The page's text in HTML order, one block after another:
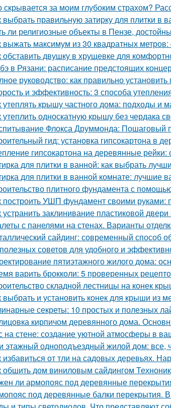
скрывается за моим глубоким страхом?
выбрать правильную затирку для плитки в
ли религиозные объекты в Пензе,
выжать максимум из 30 квадратных
обставить двушку в хрущевке для
в Рязани: расписание предстоящих
руководство: как правильно
и эффективность: 3 способа
утеплять крышу частного дома: подходы и
утеплить односкатную крышу без чердака
Флокса Друммонда: Пошаговый
гид: установка гипсокартона в
гипсокартона на деревянные
для плитки в ванной: как выбрать
для плитки в ванной комнате: лучшие
плитного фундамента с
построить УШП фундамент своими руками:
устранить заклинивание пластиковой
с панелями на стенах. Варианты
сайдинг: современный способ
советов для удобного и
пятиэтажного жилого дома:
варить брокколи: 5 проверенных
складной лестницы на конек
выбрать и установить конек для крыши из
секреты: 10 простых и полезных
кирпичом деревянного дома.
на стене: создание уютной атмосферы в
этажный одноподъездный жилой дом: все,
избавиться от тли на садовых деревьях.
обшить дом виниловым сайдингом
ли армопояс под деревянные
под деревянные балки перекрытия.